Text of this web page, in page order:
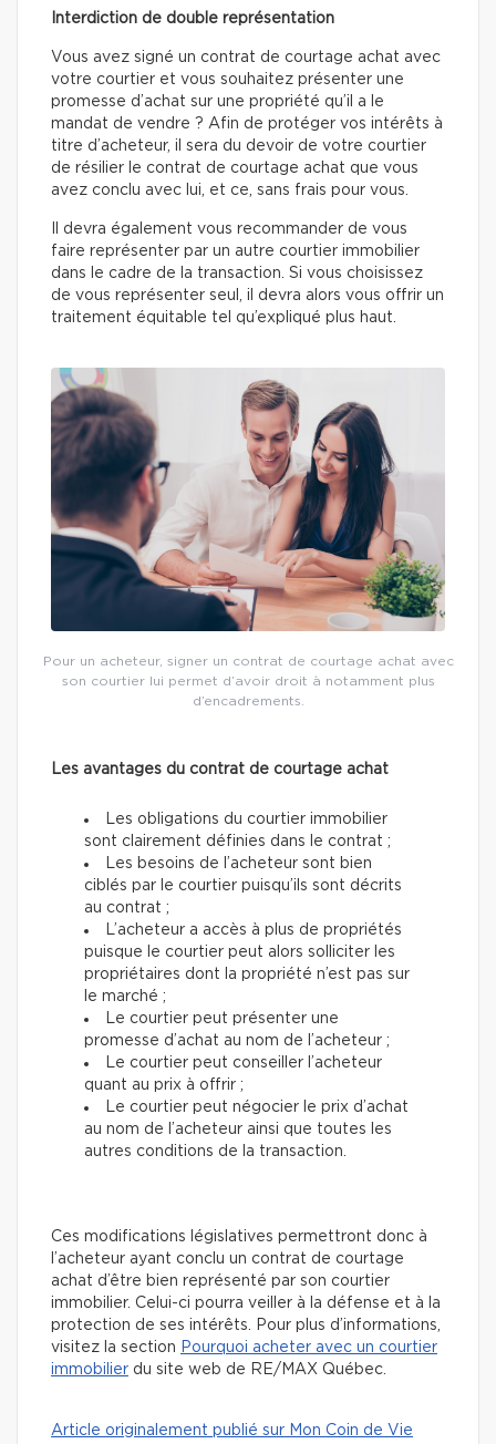
Interdiction de double représentation
Vous avez signé un contrat de courtage achat avec
votre courtier et vous souhaitez présenter une
promesse d’achat sur une propriété qu’il a le
mandat de vendre ? Afin de protéger vos intérêts à
titre d’acheteur, il sera du devoir de votre courtier
de résilier le contrat de courtage achat que vous
avez conclu avec lui, et ce, sans frais pour vous.
Il devra également vous recommander de vous
faire représenter par un autre courtier immobilier
dans le cadre de la transaction. Si vous choisissez
de vous représenter seul, il devra alors vous offrir un
traitement équitable tel qu’expliqué plus haut.
Pour un acheteur, signer un contrat de courtage achat avec
son courtier lui permet d’avoir droit à notamment plus
d’encadrements.
Les avantages du contrat de courtage achat
Les obligations du courtier immobilier
sont clairement définies dans le contrat ;
Les besoins de l’acheteur sont bien
ciblés par le courtier puisqu’ils sont décrits
au contrat ;
L’acheteur a accès à plus de propriétés
puisque le courtier peut alors solliciter les
propriétaires dont la propriété n’est pas sur
le marché ;
Le courtier peut présenter une
promesse d’achat au nom de l’acheteur ;
Le courtier peut conseiller l’acheteur
quant au prix à offrir ;
Le courtier peut négocier le prix d’achat
au nom de l’acheteur ainsi que toutes les
autres conditions de la transaction.
Ces modifications législatives permettront donc à
l’acheteur ayant conclu un contrat de courtage
achat d’être bien représenté par son courtier
immobilier. Celui-ci pourra veiller à la défense et à la
protection de ses intérêts. Pour plus d’informations,
visitez la section Pourquoi acheter avec un courtier
immobilier du site web de RE/MAX Québec.
Article originalement publié sur Mon Coin de Vie